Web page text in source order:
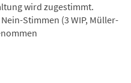
wird zugestimmt.
Stimmen (3 WIP, Müller-